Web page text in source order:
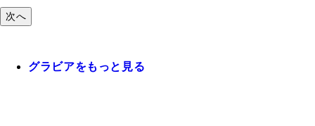
次へ
グラビアをもっと見る